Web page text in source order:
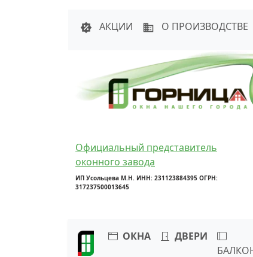
АКЦИИ
О ПРОИЗВОДСТВЕ
Официальный представитель
оконного завода
ИП Усольцева М.Н. ИНН: 231123884395 ОГРН:
317237500013645
ОКНА
ДВЕРИ